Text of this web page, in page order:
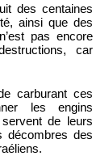
des centaines
ainsi que des
pas encore
car
carburant ces
les engins
de leurs
décombres des